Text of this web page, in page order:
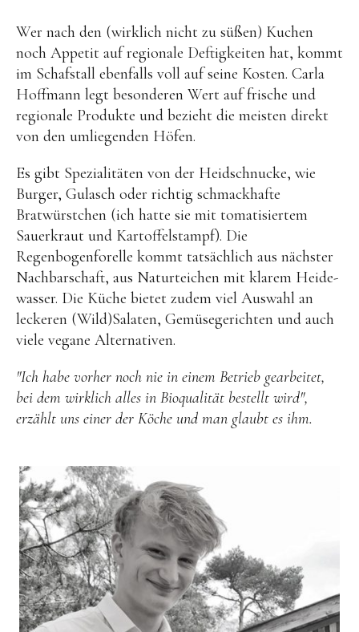
Wer nach den (wirklich nicht zu süßen) Kuchen
noch Appetit auf regionale Deftigkeiten hat, kommt
im Schafstall ebenfalls voll auf seine Kosten. Carla
Hoffmann legt besonderen Wert auf frische und
regionale Produkte und bezieht die meisten direkt
von den umliegenden Höfen.
Es gibt Spezialitäten von der Heidschnucke, wie
Burger, Gulasch oder richtig schmackhafte
Bratwürstchen (ich hatte sie mit tomatisiertem
Sauerkraut und Kartoffelstampf). Die
Regenbogenforelle kommt tatsächlich aus nächster
Nachbarschaft, aus Naturteichen mit klarem Heide­
wasser. Die Küche bietet zudem viel Auswahl an
leckeren (Wild)Salaten, Gemüsegerichten und auch
viele vegane Alternativen.
"Ich habe vorher noch nie in einem Betrieb gearbeitet,
bei dem wirklich alles in Bioqualität bestellt wird",
erzählt uns einer der Köche und man glaubt es ihm.